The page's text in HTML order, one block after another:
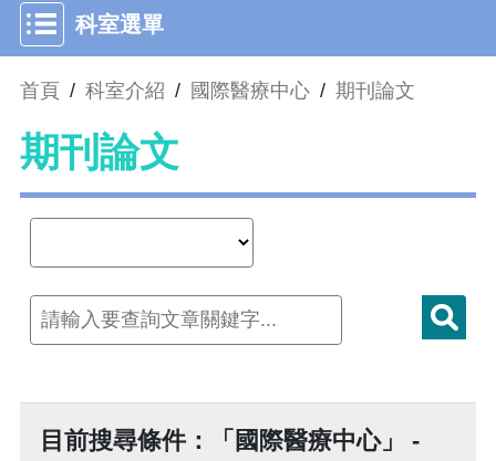
科室選單
首頁 / 科室介紹 / 國際醫療中心 / 期刊論文
期刊論文
目前搜尋條件：「國際醫療中心」 -